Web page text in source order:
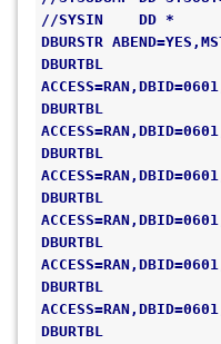
//SYSIN    DD *
DBURSTR
DBURTBL
DBURTBL
DBURTBL
DBURTBL
DBURTBL
DBURTBL
DBURTBL